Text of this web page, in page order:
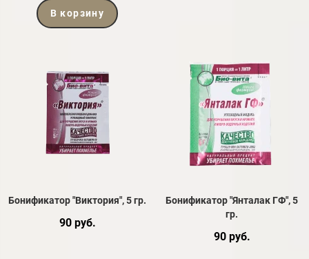
В корзину
Бонификатор "Виктория", 5 гр.
90 руб.
Бонификатор "Янталак ГФ", 5
гр.
90 руб.